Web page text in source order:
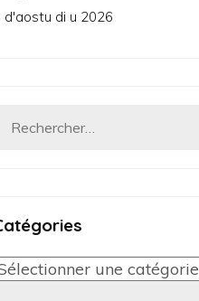
d'aostu di u 2026
Rechercher :